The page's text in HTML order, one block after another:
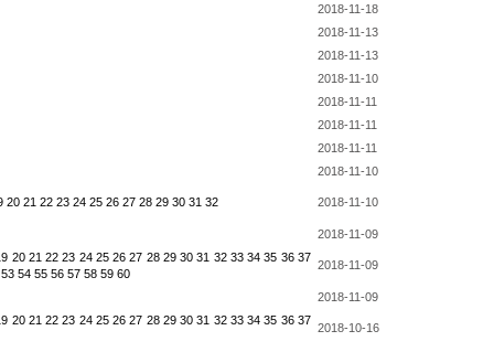
2018-11-18
2018-11-13
2018-11-13
2018-11-10
2018-11-11
2018-11-11
2018-11-11
2018-11-10
20 21 22 23 24 25 26 27 28 29 30 31 32 2018-11-10
2018-11-09
20 21 22 23 24 25 26 27 28 29 30 31 32 33 34 35 36 37
53 54 55 56 57 58 59 60
2018-11-09
2018-11-09
20 21 22 23 24 25 26 27 28 29 30 31 32 33 34 35 36 37
2018-10-16